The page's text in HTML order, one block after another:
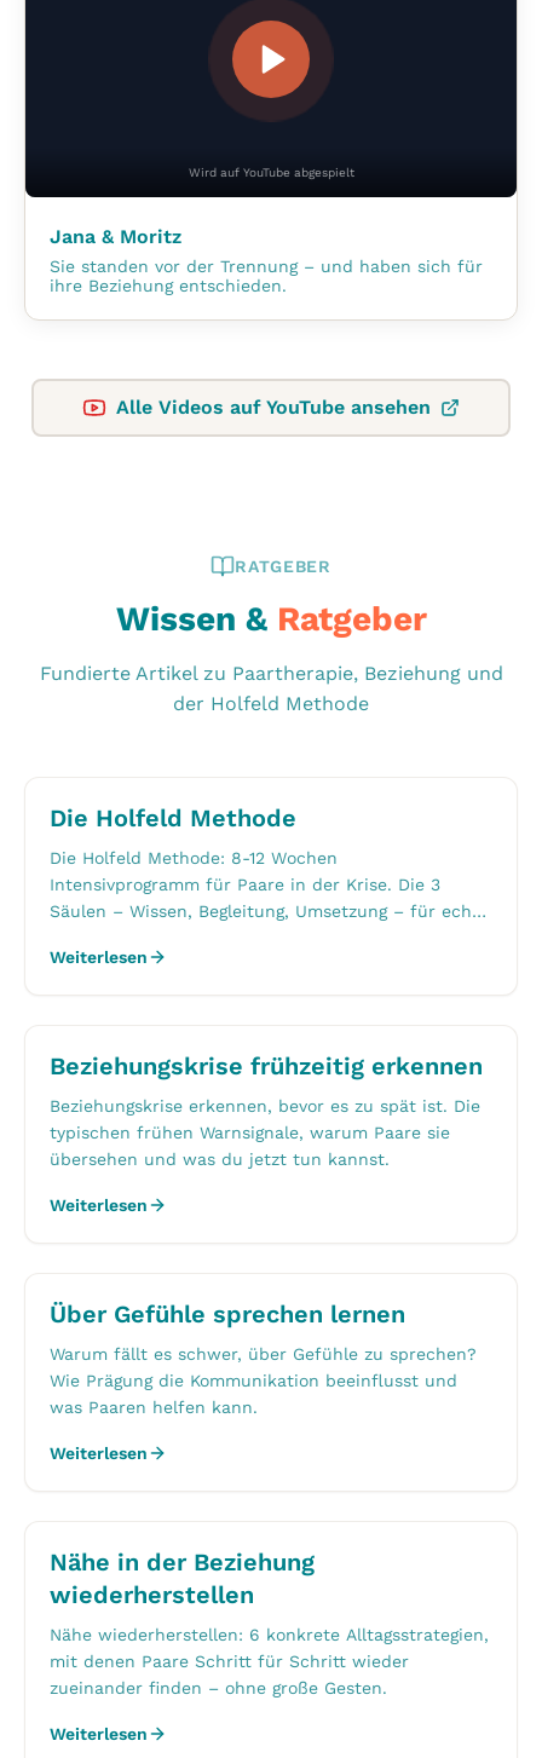
Wird auf YouTube abgespielt
Jana & Moritz
Sie standen vor der Trennung – und haben sich für
ihre Beziehung entschieden.
Alle Videos auf YouTube ansehen
RATGEBER
Wissen & Ratgeber
Fundierte Artikel zu Paartherapie, Beziehung und
der Holfeld Methode
Die Holfeld Methode
Die Holfeld Methode: 8-12 Wochen
Intensivprogramm für Paare in der Krise. Die 3
Säulen – Wissen, Begleitung, Umsetzung – für echte
Weiterlesen
Beziehungskrise frühzeitig erkennen
Beziehungskrise erkennen, bevor es zu spät ist. Die
typischen frühen Warnsignale, warum Paare sie
übersehen und was du jetzt tun kannst.
Weiterlesen
Über Gefühle sprechen lernen
Warum fällt es schwer, über Gefühle zu sprechen?
Wie Prägung die Kommunikation beeinflusst und
was Paaren helfen kann.
Weiterlesen
Nähe in der Beziehung
wiederherstellen
Nähe wiederherstellen: 6 konkrete Alltagsstrategien,
mit denen Paare Schritt für Schritt wieder
zueinander finden – ohne große Gesten.
Weiterlesen